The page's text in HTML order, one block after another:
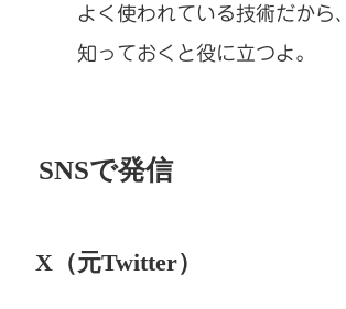
よく使われている技術だから、
知っておくと役に立つよ。
SNSで発信
X（元Twitter）